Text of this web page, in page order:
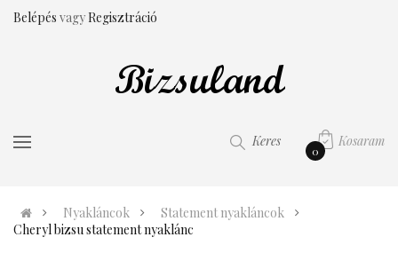
Belépés vagyRegisztráció
Kosaram
0
Keres
Nyakláncok
Statement nyakláncok
Cheryl bizsu statement nyaklánc